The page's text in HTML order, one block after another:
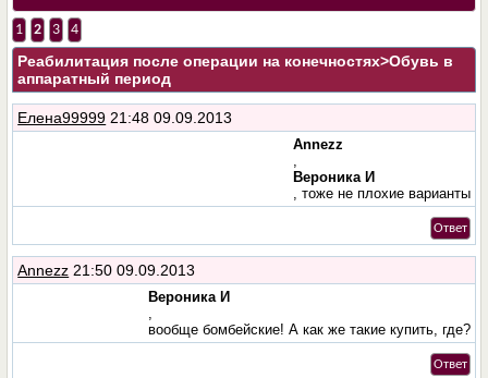
1 2 3 4
Реабилитация после операции на конечностях>Обувь в
аппаратный период
Елена99999 21:48 09.09.2013
Annezz
Вероника И
, тоже не плохие варианты
Ответ
Annezz 21:50 09.09.2013
Вероника И
вообще бомбейские! А как же такие купить, где?
Ответ